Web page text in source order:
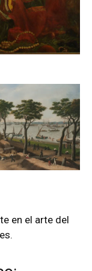
en el arte del